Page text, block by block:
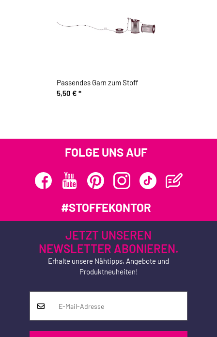
Passendes Garn zum Stoff
5,50 € *
FOLGE UNS AUF
#STOFFEKONTOR
JETZT UNSEREN
NEWSLETTER ABONIEREN.
Erhalte unsere Nähtipps, Angebote und
Produktneuheiten!